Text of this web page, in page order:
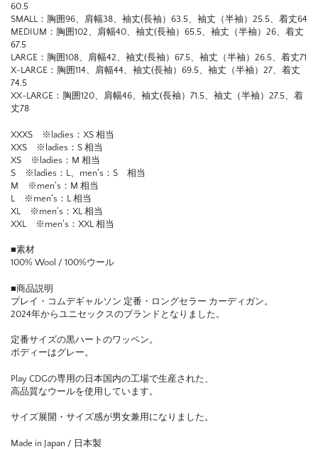
60.5
SMALL：胸囲96、肩幅38、袖丈(長袖）63.5、袖丈（半袖）25.5、着丈64
MEDIUM：胸囲102、肩幅40、袖丈(長袖）65.5、袖丈（半袖）26、着丈
67.5
LARGE：胸囲108、肩幅42、袖丈(長袖）67.5、袖丈（半袖）26.5、着丈71
X-LARGE：胸囲114、肩幅44、袖丈(長袖）69.5、袖丈（半袖）27、着丈
74.5
XX-LARGE：胸囲120、肩幅46、袖丈(長袖）71.5、袖丈（半袖）27.5、着
丈78
XXXS ※ladies：XS 相当
XXS ※ladies：S 相当
XS ※ladies：M 相当
S ※ladies：L、men’s：S 相当
M ※men’s：M 相当
L ※men’s：L 相当
XL ※men’s：XL 相当
XXL ※men’s：XXL 相当
■素材
100% Wool / 100%ウール
■商品説明
プレイ・コムデギャルソン 定番・ロングセラー カーディガン。
2024年からユニセックスのブランドとなりました。
定番サイズの黒ハートのワッペン。
ボディーはグレー。
Play CDGの専用の日本国内の工場で生産された、
高品質なウールを使用しています。
サイズ展開・サイズ感が男女兼用になりました。
Made in Japan / 日本製